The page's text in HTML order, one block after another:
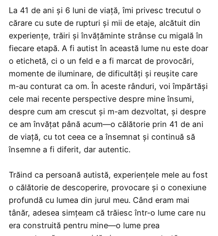
La 41 de ani și 6 luni de viață, îmi privesc trecutul o
cărare cu sute de rupturi și mii de etaje, alcătuit din
experiențe, trăiri și învățăminte strânse cu migală în
fiecare etapă. A fi autist în această lume nu este doar
o etichetă, ci o un feld e a fi marcat de provocări,
momente de iluminare, de dificultăți și reușite care
m-au conturat ca om. În aceste rânduri, voi împărtăși
cele mai recente perspective despre mine însumi,
despre cum am crescut și m-am dezvoltat, și despre
ce am învățat până acum—o călătorie prin 41 de ani
de viață, cu tot ceea ce a însemnat și continuă să
însemne a fi diferit, dar autentic.
Trăind ca persoană autistă, experiențele mele au fost
o călătorie de descoperire, provocare și o conexiune
profundă cu lumea din jurul meu. Când eram mai
tânăr, adesea simțeam că trăiesc într-o lume care nu
era construită pentru mine—o lume prea